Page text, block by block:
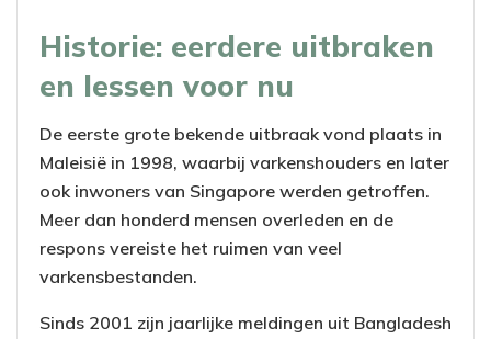
Historie: eerdere uitbraken
en lessen voor nu
De eerste grote bekende uitbraak vond plaats in
Maleisië in 1998, waarbij varkenshouders en later
ook inwoners van Singapore werden getroffen.
Meer dan honderd mensen overleden en de
respons vereiste het ruimen van veel
varkensbestanden.
Sinds 2001 zijn jaarlijke meldingen uit Bangladesh